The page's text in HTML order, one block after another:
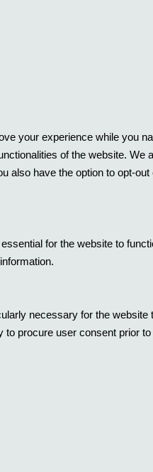
your experience while you
of the website.
also have the option to opt-
for the website to
necessary for the
procure user consent prior